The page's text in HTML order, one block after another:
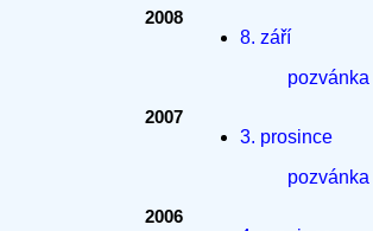
2008
8. září
pozvánka
2007
3. prosince
pozvánka
2006